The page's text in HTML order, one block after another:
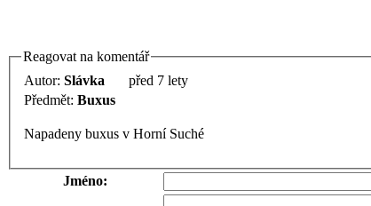
Reagovat na komentář
Autor: Slávka
před 7 lety
Předmět: Buxus
Napadeny buxus v Horní Suché
Jméno: